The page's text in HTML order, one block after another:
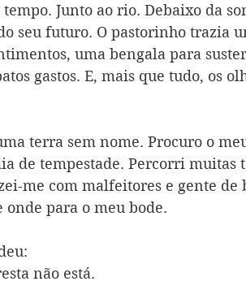
Junto ao rio. Debaixo da
seu futuro. O pastorinho trazia
uma bengala para
gastos. E, mais que tudo, os
terra sem nome. Procuro o
de tempestade. Percorri muitas
me com malfeitores e gente de
onde para o meu bode.
não está.